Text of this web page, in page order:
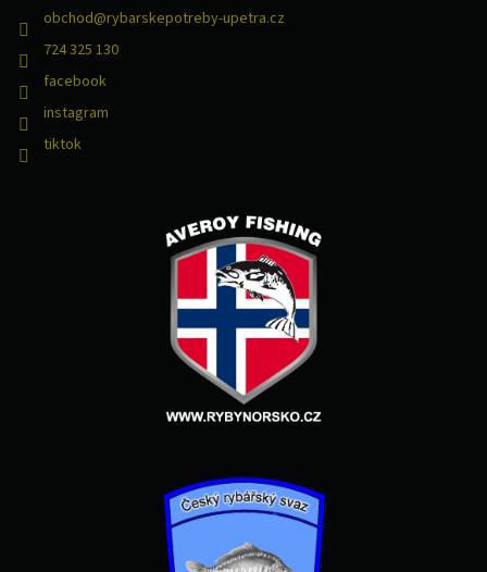
obchod@rybarskepotreby-upetra.cz
724 325 130
facebook
instagram
tiktok